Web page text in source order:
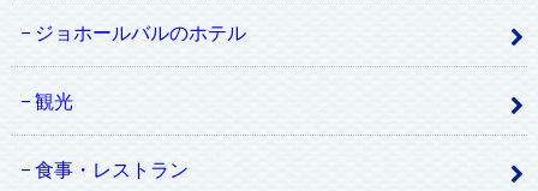
ジョホールバルのホテル
観光
食事・レストラン